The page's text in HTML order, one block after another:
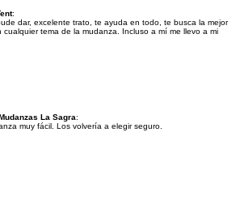
:
dar, excelente trato, te ayuda en todo, te busca la mejor
tema de la mudanza. Incluso a mí me llevo a mi
La Sagra:
muy fácil. Los volvería a elegir seguro.